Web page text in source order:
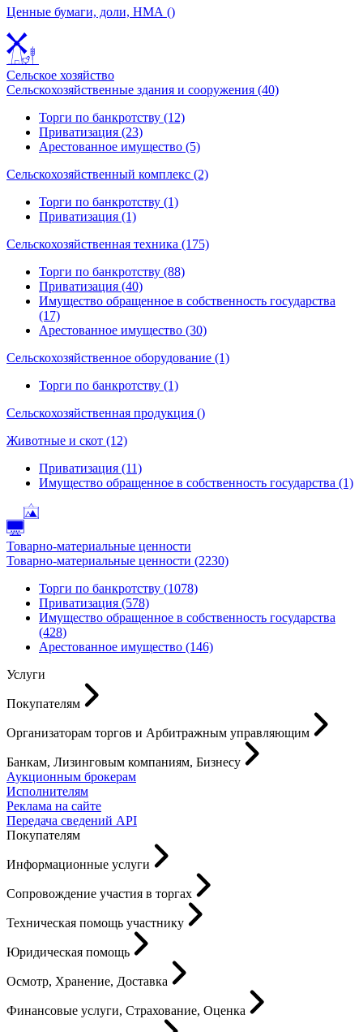
Ценные бумаги, доли, НМА ()
Сельское хозяйство
Сельскохозяйственные здания и сооружения (40)
Торги по банкротству (12)
Приватизация (23)
Арестованное имущество (5)
Сельскохозяйственный комплекс (2)
Торги по банкротству (1)
Приватизация (1)
Сельскохозяйственная техника (175)
Торги по банкротству (88)
Приватизация (40)
Имущество обращенное в собственность государства
(17)
Арестованное имущество (30)
Сельскохозяйственное оборудование (1)
Торги по банкротству (1)
Сельскохозяйственная продукция ()
Животные и скот (12)
Приватизация (11)
Имущество обращенное в собственность государства (1)
Товарно-материальные ценности
Товарно-материальные ценности (2230)
Торги по банкротству (1078)
Приватизация (578)
Имущество обращенное в собственность государства
(428)
Арестованное имущество (146)
Услуги
Покупателям
Организаторам торгов и Арбитражным управляющим
Банкам, Лизинговым компаниям, Бизнесу
Аукционным брокерам
Исполнителям
Реклама на сайте
Передача сведений API
Покупателям
Информационные услуги
Сопровождение участия в торгах
Техническая помощь участнику
Юридическая помощь
Осмотр, Хранение, Доставка
Финансовые услуги, Страхование, Оценка